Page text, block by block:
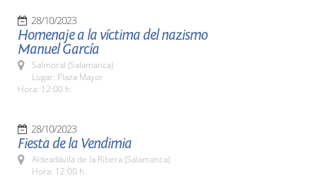
28/10/2023
Homenaje a la víctima del nazismo
Manuel García
Salmoral (Salamanca)
Lugar: Plaza Mayor
Hora: 12:00 h.
28/10/2023
Fiesta de la Vendimia
Aldeadávila de la Ribera (Salamanca)
Hora: 12:00 h.